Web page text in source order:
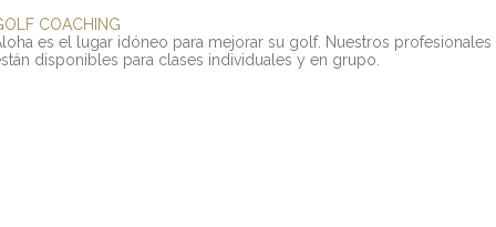
COACHING
es el lugar idóneo para mejorar su golf. Nuestros profesionales
disponibles para clases individuales y en grupo.